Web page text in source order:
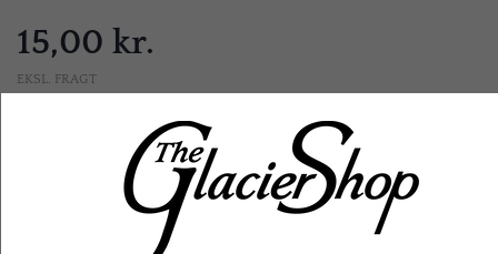
15,00 kr.
EKSL. FRAGT
LÆG I KURV